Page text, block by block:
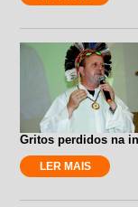
Gritos perdidos na
LER MAIS